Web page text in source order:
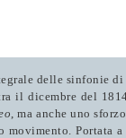
delle sinfonie
il dicembre del
, ma anche uno
movimento. Portata